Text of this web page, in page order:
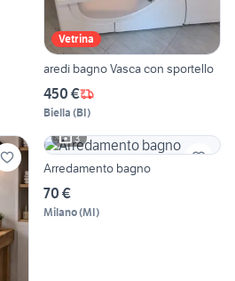
Vetrina
aredi bagno Vasca con sportello
450 €
Biella (BI)
3
Arredamento bagno
70 €
Milano(MI)